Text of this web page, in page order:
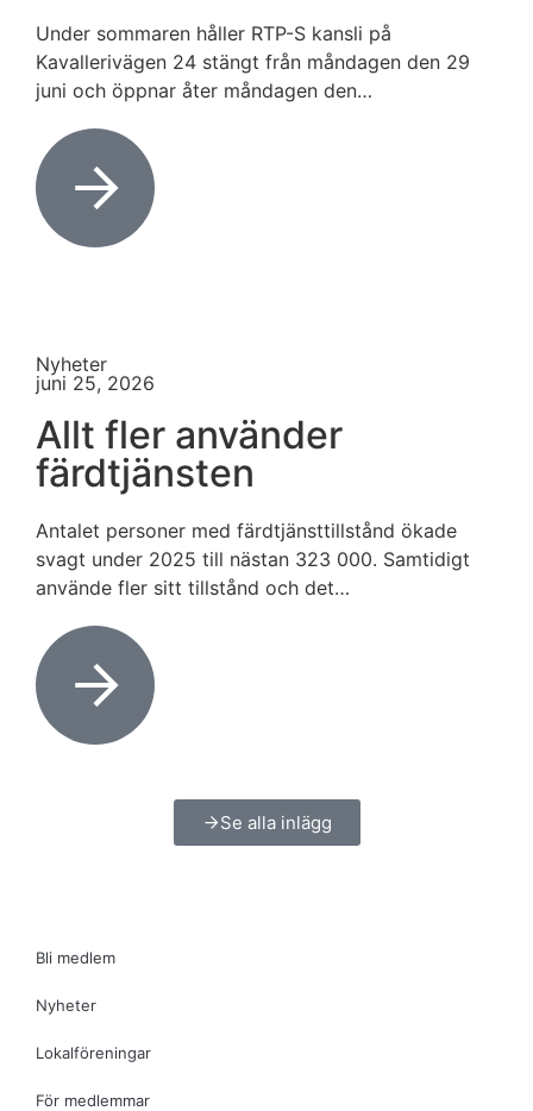
Under sommaren håller RTP-S kansli på
Kavallerivägen 24 stängt från måndagen den 29
juni och öppnar åter måndagen den…
Nyheter
juni 25, 2026
Allt fler använder
färdtjänsten
Antalet personer med färdtjänsttillstånd ökade
svagt under 2025 till nästan 323 000. Samtidigt
använde fler sitt tillstånd och det…
Se alla inlägg
Bli medlem
Nyheter
Lokalföreningar
För medlemmar